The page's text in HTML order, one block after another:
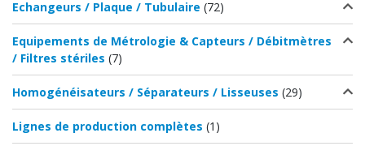
Echangeurs / Plaque / Tubulaire (72)
Equipements de Métrologie & Capteurs / Débitmètres
/ Filtres stériles (7)
Homogénéisateurs / Séparateurs / Lisseuses (29)
Lignes de production complètes (1)